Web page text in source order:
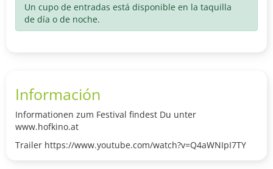
Un cupo de entradas está disponible en la taquilla
de día o de noche.
Información
Informationen zum Festival findest Du unter
www.hofkino.at
Trailer https://www.youtube.com/watch?v=Q4aWNIpI7TY